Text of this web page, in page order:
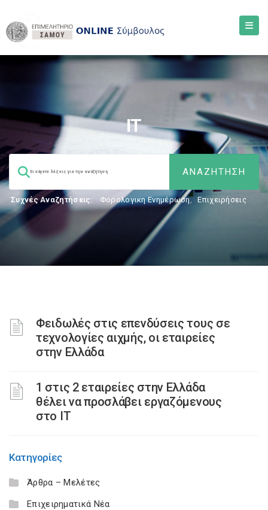
ΙΤ
Συχνές Αναζητήσεις: Φορολογικη Ενημέρωση, Επιχειρήσεις
Φειδωλές στις επενδύσεις τους σε
τεχνολογίες αιχμής, οι εταιρείες
στην Ελλάδα
1 στις 2 εταιρείες στην Ελλάδα
θέλει να προσλάβει εργαζόμενους
στο ΙΤ
Κατηγορίες
Άρθρα – Μελέτες
Επιχειρηματικά Νέα